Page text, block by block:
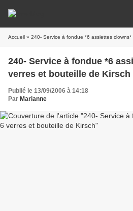
Accueil » 240- Service à fondue *6 assiettes
240- Service à fondue *6
verres et bouteille de Kirsch
Publié le 13/09/2006 à 14:18
Par Marianne